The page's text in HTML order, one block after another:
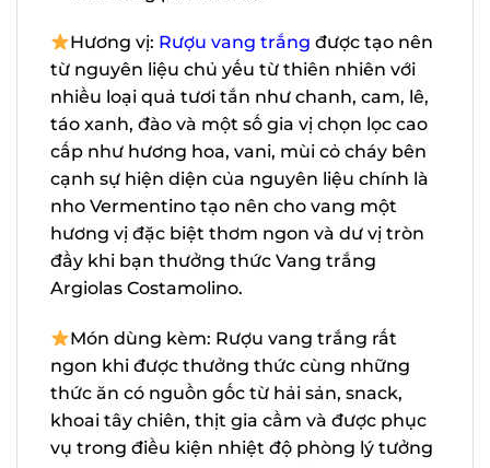
chiếu.
Hương vị: Rượu vang trắngđược tạo
nên từ nguyên liệu chủ yếu từ thiên
nhiên với nhiều loại quả tươi tắn như
chanh, cam, lê, táo xanh, đào và một số
gia vị chọn lọc cao cấp như hương hoa,
vani, mùi cỏ cháy bên cạnh sự hiện diện
của nguyên liệu chính là nho Vermentino
tạo nên cho vang một hương vị đặc biệt
thưởng thức Vang trắng Argiolas
Costamolino.
Món dùng kèm: Rượu vang trắng rất
ngon khi được thưởng thức cùng những